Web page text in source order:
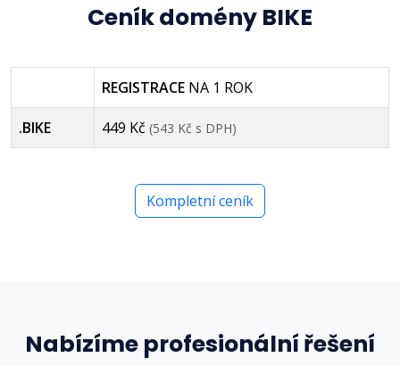
Ceník domény BIKE
REGISTRACE NA 1 ROK
.BIKE 449 Kč (543 Kč s DPH)
Kompletní ceník
Nabízíme profesionální řešení